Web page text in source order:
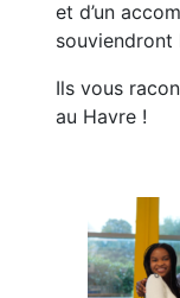
et d’un
souviendront
Ils vous
au Havre !